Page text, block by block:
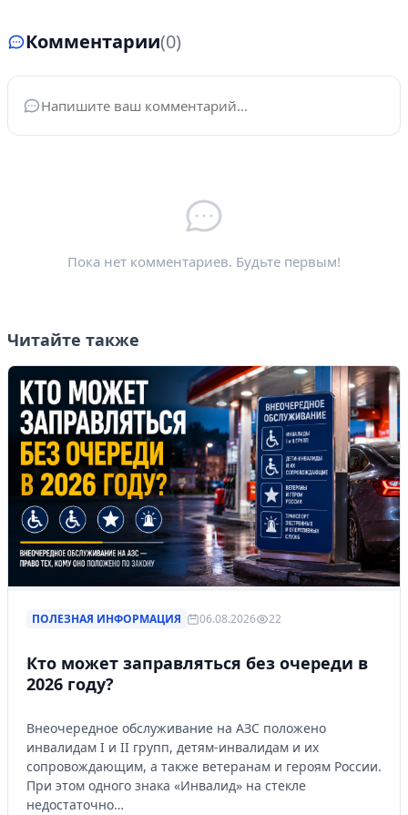
Комментарии(0)
Ваше имя*
Пока нет комментариев. Будьте первым!
Читайте также
ПОЛЕЗНАЯ ИНФОРМАЦИЯ 06.08.2026 22
Кто может заправляться без очереди в
2026 году?
Внеочередное обслуживание на АЗС положено
инвалидам I и II групп, детям-инвалидам и их
сопровождающим, а также ветеранам и героям России.
При этом одного знака «Инвалид» на стекле
недостаточно…